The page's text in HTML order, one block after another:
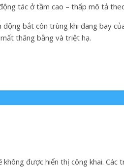
tác ở tầm cao – thấp mô tả
động bắt côn trùng khi đang bay
thăng bằng và triệt hạ.
không được hiển thị công khai. Các